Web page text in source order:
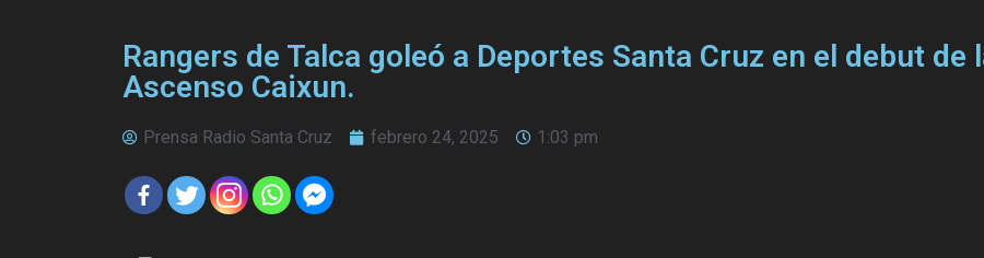
Rangers de Talca goleó a Deportes Santa Cruz en el debut de
Ascenso Caixun.
Prensa Radio Santa Cruz febrero 24, 2025 1:03 pm